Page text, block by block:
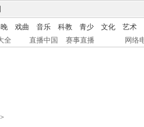
戏曲 音乐 科教 青少 文化
艺术
全 直播中国 赛事直播 网络
>